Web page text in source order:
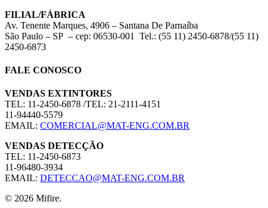
FILIAL/FÁBRICA
Av. Tenente Marques, 4906 – Santana De Parnaíba
São Paulo – SP – cep: 06530-001 Tel.: (55 11) 2450-6878/(55 11)
2450-6873
FALE CONOSCO
VENDAS EXTINTORES
TEL: 11-2450-6878 /TEL: 21-2111-4151
11-94440-5579
EMAIL: COMERCIAL@MAT-ENG.COM.BR
VENDAS DETECÇÃO
TEL: 11-2450-6873
11-96480-3934
EMAIL: DETECCAO@MAT-ENG.COM.BR
© 2026 Mifire.